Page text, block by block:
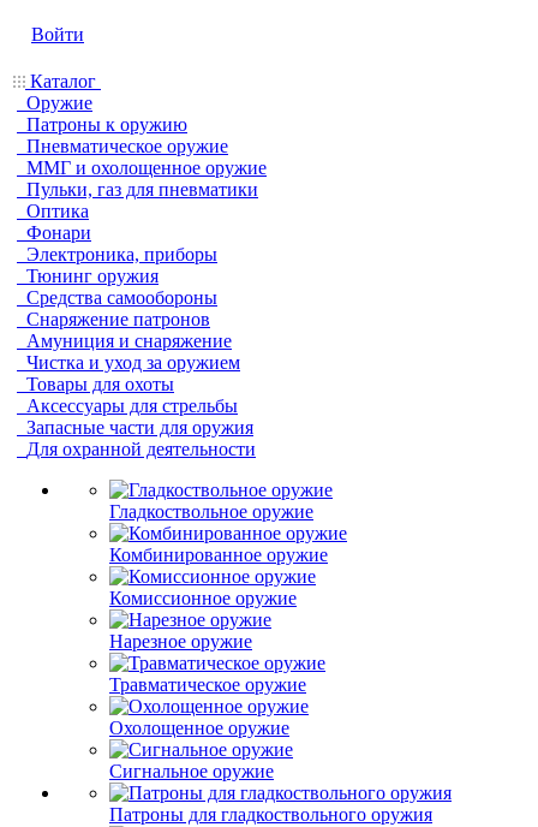
Войти
Каталог
Оружие
Патроны к оружию
Пневматическое оружие
ММГ и охолощенное оружие
Пульки, газ для пневматики
Оптика
Фонари
Электроника, приборы
Тюнинг оружия
Средства самообороны
Снаряжение патронов
Амуниция и снаряжение
Чистка и уход за оружием
Товары для охоты
Аксессуары для стрельбы
Запасные части для оружия
Для охранной деятельности
Гладкоствольное оружие
Комбинированное оружие
Комиссионное оружие
Нарезное оружие
Травматическое оружие
Охолощенное оружие
Сигнальное оружие
Патроны для гладкоствольного оружия